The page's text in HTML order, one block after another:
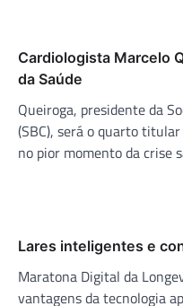
Cardiologista Marcelo
da Saúde
Queiroga, presidente da
(SBC), será o quarto
no pior momento da crise
Lares inteligentes e
Maratona Digital da
vantagens da tecnologia